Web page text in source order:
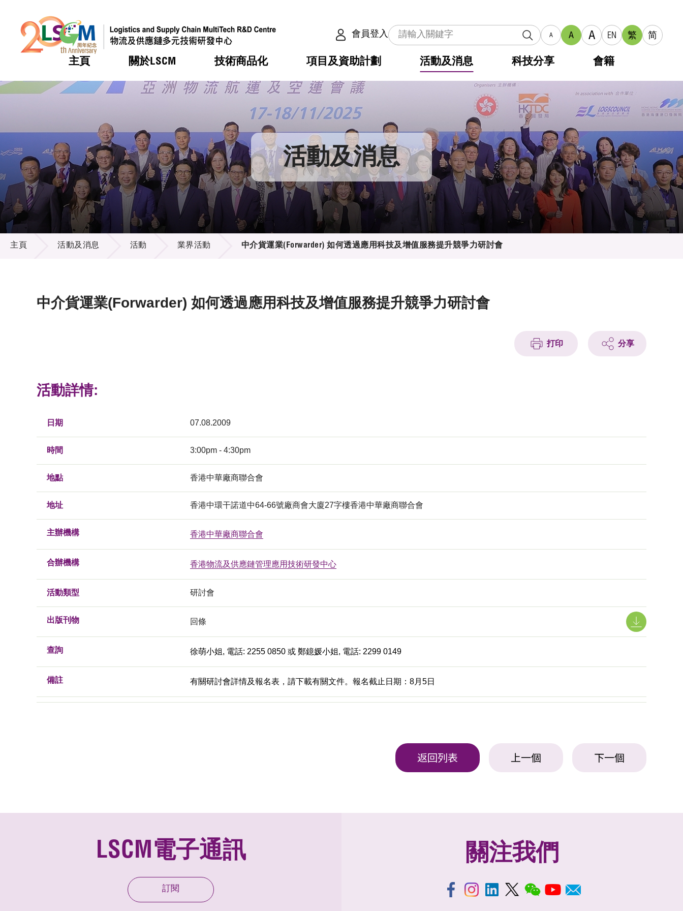
會員登入 A A A EN 繁 简
主頁 關於LSCM
熱門 機構簡介
組織架構
組織架構
董事局
研究顧問
招標通告
技術商品化
熱門 服務
可獲授權之技術
應用於公共服務之創新技術
重點項目
項目及資助計劃
熱門 合作計劃
資助計劃
資助計劃
稅務優惠
申請
評審
徵求研發項目計劃書
項目資料庫
活動及消息
熱門 活動
獎項
新聞中心
媒體報導
新聞稿
資訊中心
多媒體
出版刊物
科技分享 會籍
熱門 會籍及服務
會員列表
會員登入 活動及消息
活動及消息
主頁 活動及消息 活動 業界活動 中介貨運業(Forwarder) 如何透過應用科技及增值服務提升競爭力研討會
中介貨運業(Forwarder) 如何透過應用科技及增值服務提升競爭力研討會
打印 分享
活動詳情:
日期 07.08.2009
時間 3:00pm - 4:30pm
地點 香港中華廠商聯合會
地址 香港中環干諾道中64-66號廠商會大廈27字樓香港中華廠商聯合會
主辦機構 香港中華廠商聯合會
合辦機構 香港物流及供應鏈管理應用技術研發中心
活動類型 研討會
出版刊物 回條
查詢 徐萌小姐, 電話: 2255 0850 或 鄭鐿媛小姐, 電話: 2299 0149
備註 有關研討會詳情及報名表，請下載有關文件。報名截止日期：8月5日
返回列表 上一個 下一個
LSCM電子通訊
訂閱
關注我們